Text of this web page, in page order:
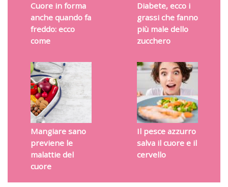
Cuore in forma
anche quando fa
freddo: ecco
come
Diabete, ecco i
grassi che fanno
più male dello
zucchero
Mangiare sano
previene le
malattie del
cuore
Il pesce azzurro
salva il cuore e il
cervello